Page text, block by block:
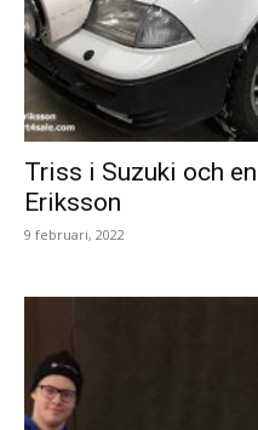
Triss i Suzuki och
Eriksson
9 februari, 2022